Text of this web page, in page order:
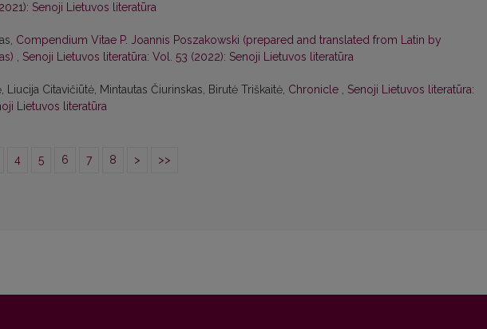
Senoji Lietuvos literatūra
Compendium Vitae P. Joannis Poszakowski (prepared and translated from Latin by
, Senoji Lietuvos literatūra: Vol. 53 (2022): Senoji Lietuvos literatūra
Liucija Citavičiūtė, Mintautas Čiurinskas, Birutė Triškaitė, Chronicle , Senoji Lietuvos literatūra:
Lietuvos literatūra
4 5 6 7 8 > >>